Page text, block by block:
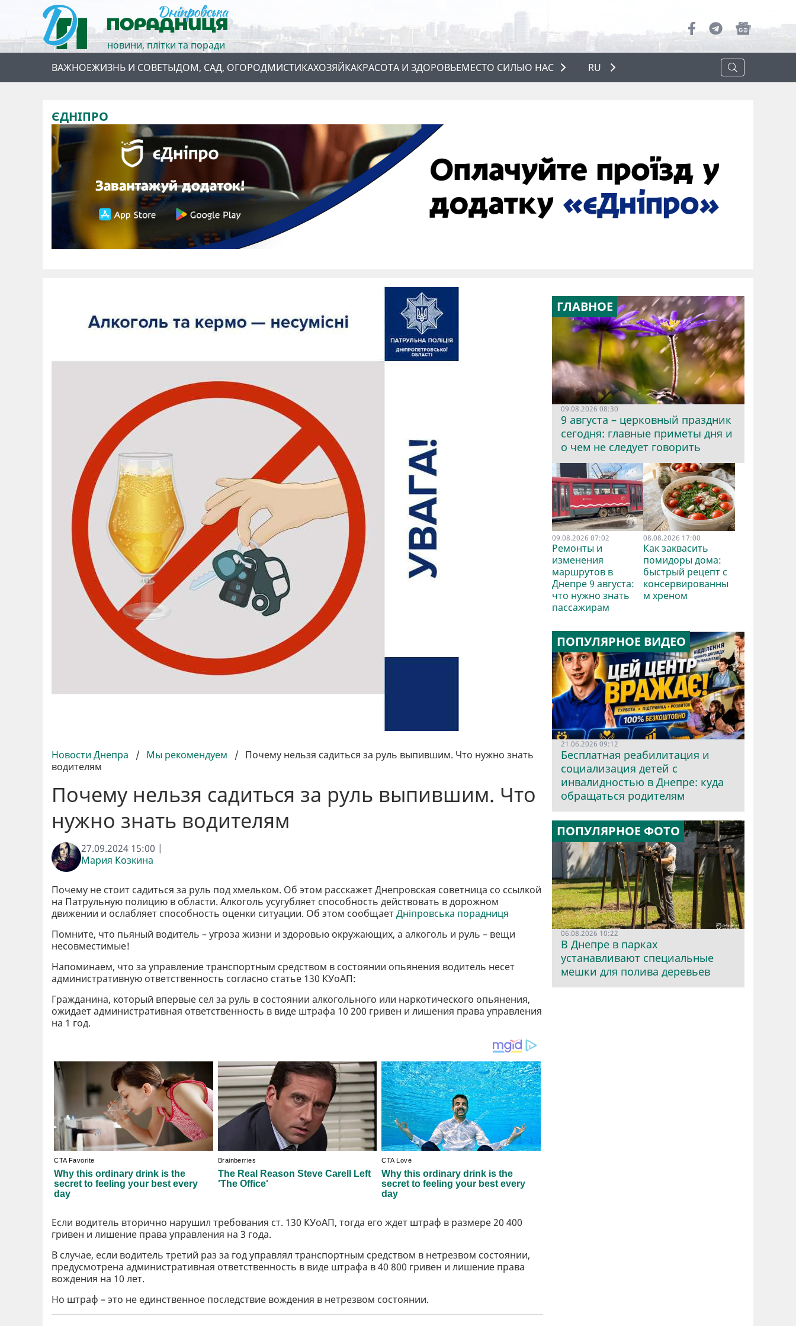
новини, плітки та поради
ВАЖНОЕЖИЗНЬ И СОВЕТЫДОМ, САД, ОГОРОДМИСТИКАХОЗЯЙКАКРАСОТА И ЗДОРОВЬЕМЕСТО СИЛЫО НАС
О НАС
RU
ЄДНІПРО
Новости Днепра / Мы рекомендуем / Почему нельзя садиться за руль выпившим. Что нужно знать
водителям
Почему нельзя садиться за руль выпившим. Что
нужно знать водителям
27.09.2024 15:00 |
Мария Козкина
Почему не стоит садиться за руль под хмельком. Об этом расскажет Днепровская советница со ссылкой
на Патрульную полицию в области. Алкоголь усугубляет способность действовать в дорожном
движении и ослабляет способность оценки ситуации. Об этом сообщаетДніпровська порадниця
Помните, что пьяный водитель – угроза жизни и здоровью окружающих, а алкоголь и руль – вещи
несовместимые!
Напоминаем, что за управление транспортным средством в состоянии опьянения водитель несет
административную ответственность согласно статье 130 КУоАП:
Гражданина, который впервые сел за руль в состоянии алкогольного или наркотического опьянения,
ожидает административная ответственность в виде штрафа 10 200 гривен и лишения права управления
на 1 год.
Если водитель вторично нарушил требования ст. 130 КУоАП, тогда его ждет штраф в размере 20 400
гривен и лишение права управления на 3 года.
В случае, если водитель третий раз за год управлял транспортным средством в нетрезвом состоянии,
предусмотрена административная ответственность в виде штрафа в 40 800 гривен и лишение права
вождения на 10 лет.
Но штраф – это не единственное последствие вождения в нетрезвом состоянии.
ГЛАВНОЕ
09.08.2026 08:30
9 августа – церковный праздник
сегодня: главные приметы дня и
о чем не следует говорить
09.08.2026 07:02
Ремонты и
изменения
маршрутов в
Днепре 9 августа:
что нужно знать
пассажирам
08.08.2026 17:00
Как заквасить
помидоры дома:
быстрый рецепт с
консервированны
м хреном
ПОПУЛЯРНОЕ ВИДЕО
21.06.2026 09:12
Бесплатная реабилитация и
социализация детей с
инвалидностью в Днепре: куда
обращаться родителям
ПОПУЛЯРНОЕ ФОТО
06.08.2026 10:22
В Днепре в парках
устанавливают специальные
мешки для полива деревьев